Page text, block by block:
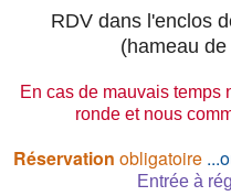
RDV dans l'enclos
(hameau
En cas de mauvais temps
ronde et nous
Réservation obligatoire
Entrée à